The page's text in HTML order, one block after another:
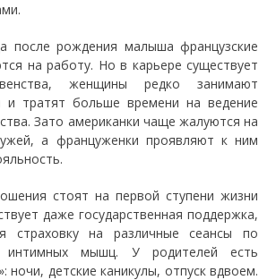
после рождения малыша французские
на работу. Но в карьере существует
женщины редко занимают
и тратят больше времени на ведение
Зато американки чаще жалуются на
а француженки проявляют к ним
стоят на первой ступени жизни
даже государственная поддержка,
страховку на различные сеансы по
интимных мышц. У родителей есть
ночи, детские каникулы, отпуск вдвоем.